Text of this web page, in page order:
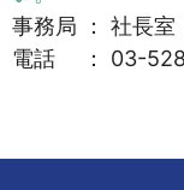
事務局 ： 社長室
電話 ： 03-